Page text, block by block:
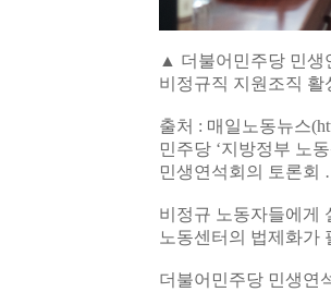
▲ 더불어민주당 민생
비정규직 지원조직
출처 : 매일노동뉴스
민주당 ‘지방정부 노
민생연석회의 토론회
비정규 노동자들에게
노동센터의 법제화가
더불어민주당 민생연